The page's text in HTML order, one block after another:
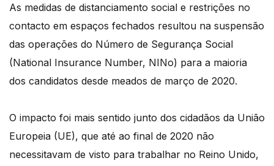
As medidas de distanciamento social e restrições no
contacto em espaços fechados resultou na suspensão
das operações do Número de Segurança Social
(National Insurance Number, NINo) para a maioria
dos candidatos desde meados de março de 2020.
O impacto foi mais sentido junto dos cidadãos da União
Europeia (UE), que até ao final de 2020 não
necessitavam de visto para trabalhar no Reino Unido,